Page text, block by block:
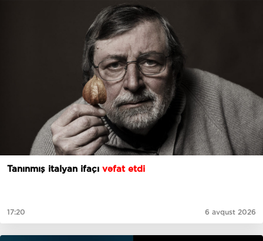
Tanınmış italyan ifaçı vəfat etdi
17:20 6 avqust 2026